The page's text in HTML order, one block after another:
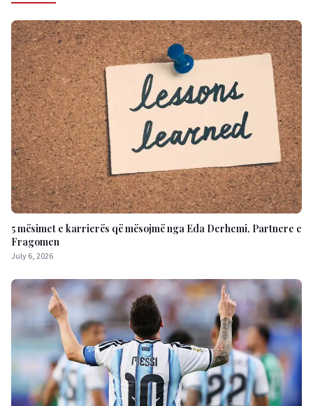
5 mësimet e karrierës që mësojmë nga Eda Derhemi, Partnere e
Fragomen
July 6, 2026